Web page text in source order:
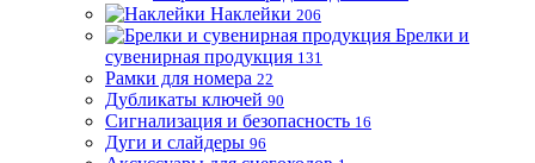
Наклейки 206
Брелки и
сувенирная продукция 131
Рамки для номера 22
Дубликаты ключей 90
Сигнализация и безопасность 16
Дуги и слайдеры 96